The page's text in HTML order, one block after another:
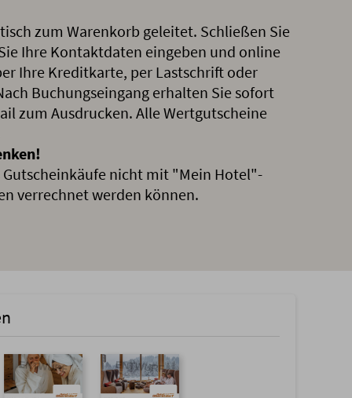
zum Warenkorb geleitet. Schließen Sie
Ihre Kontaktdaten eingeben und online
Ihre Kreditkarte, per Lastschrift oder
Buchungseingang erhalten Sie sofort
zum Ausdrucken. Alle Wertgutscheine
Gutscheinkäufe nicht mit "Mein Hotel"-
verrechnet werden können.